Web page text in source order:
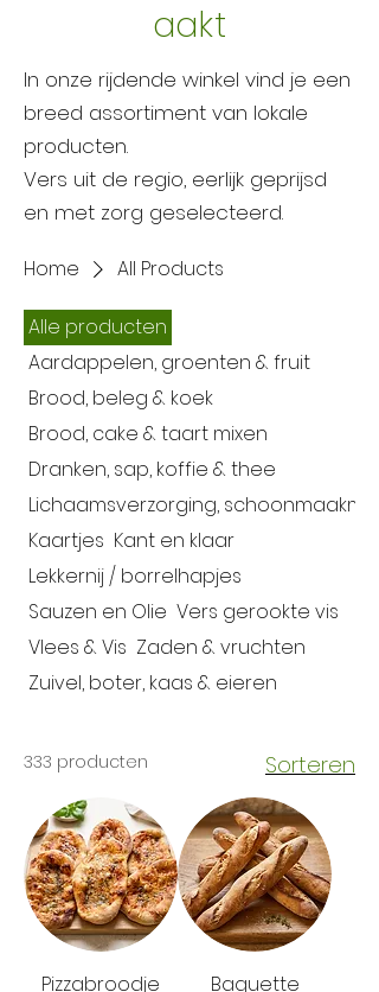
aakt
In onze rijdende winkel vind je een
breed assortiment van lokale
producten.
Vers uit de regio, eerlijk geprijsd
en met zorg geselecteerd.
Home All Products
Alle producten
Aardappelen, groenten & fruit
Brood, beleg & koek
Brood, cake & taart mixen
Dranken, sap, koffie & thee
Lichaamsverzorging,
Kaartjes Kant en klaar
Lekkernij / borrelhapjes
Sauzen en Olie Vers gerookte vis
Vlees & Vis Zaden & vruchten
Zuivel, boter, kaas & eieren
333 producten Sorteren
Pizzabroodje
Baguette